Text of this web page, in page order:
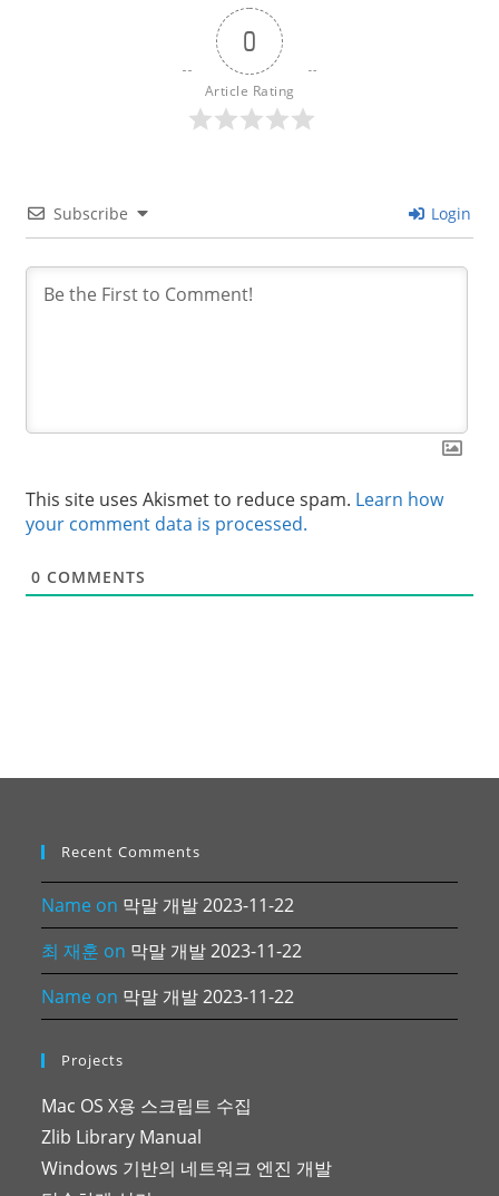
0
Article Rating
Subscribe Login
This site uses Akismet to reduce spam. Learn how
your comment data is processed.
0 COMMENTS
Recent Comments
Name on 막말 개발 2023-11-22
최 재훈 on 막말 개발 2023-11-22
Name on 막말 개발 2023-11-22
Projects
Mac OS X용 스크립트 수집
Zlib Library Manual
Windows 기반의 네트워크 엔진 개발